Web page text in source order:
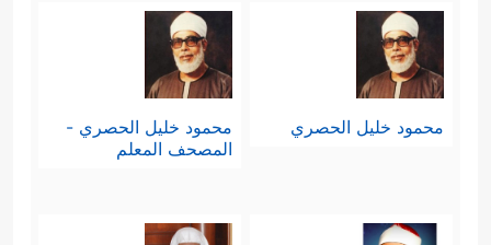
محمود خليل الحصري
محمود خليل الحصري -
المصحف المعلم